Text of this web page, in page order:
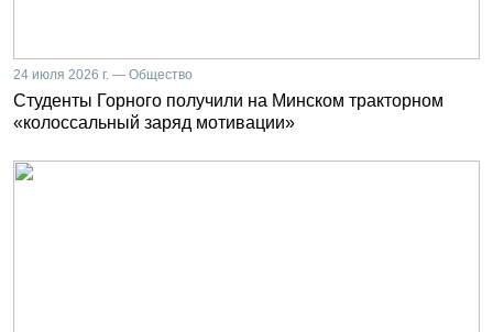
24 июля 2026 г. — Общество
Студенты Горного получили на Минском тракторном
«колоссальный заряд мотивации»